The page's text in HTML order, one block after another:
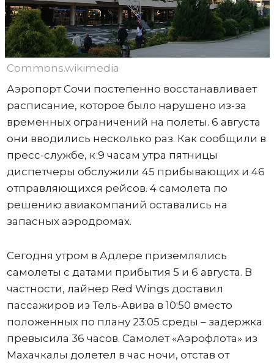
Commons.wikimedia
Аэропорт Сочи постепенно восстанавливает
расписание, которое было нарушено из-за
временных ограничений на полеты. 6 августа
они вводились несколько раз. Как сообщили в
пресс-службе, к 9 часам утра пятницы
диспетчеры обслужили 45 прибывающих и 46
отправляющихся рейсов. 4 самолета по
решению авиакомпаний оставались на
запасных аэродромах.
Сегодня утром в Адлере приземлялись
самолеты с датами прибытия 5 и 6 августа. В
частности, лайнер Red Wings доставил
пассажиров из Тель-Авива в 10:50 вместо
положенных по плану 23:05 среды – задержка
превысила 36 часов. Самолет «Аэрофлота» из
Махачкалы долетел в час ночи, отстав от